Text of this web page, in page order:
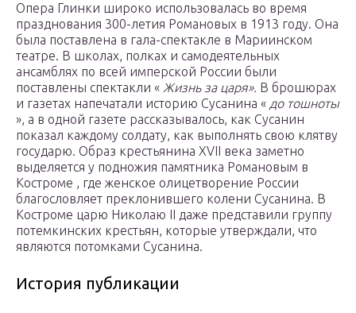
Опера Глинки широко использовалась во время
празднования 300-летия Романовых в 1913 году. Она
была поставлена ​​в гала-спектакле в Мариинском
театре. В школах, полках и самодеятельных
ансамблях по всей имперской России были
поставлены спектакли « Жизнь за царя». В брошюрах
и газетах напечатали историю Сусанина « до тошноты
», а в одной газете рассказывалось, как Сусанин
показал каждому солдату, как выполнять свою клятву
государю. Образ крестьянина XVII века заметно
выделяется у подножия памятника Романовым в
Костроме , где женское олицетворение России
благословляет преклонившего колени Сусанина. В
Костроме царю Николаю II даже представили группу
потемкинских крестьян, которые утверждали, что
являются потомками Сусанина.
История публикации